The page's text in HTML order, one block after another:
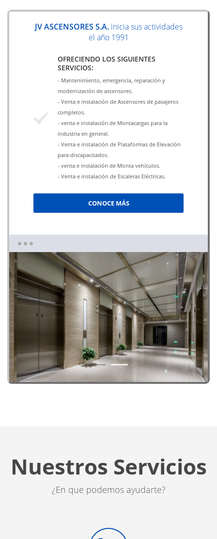
JV ASCENSORES S.A. inicia sus actividades
el año 1991
OFRECIENDO LOS SIGUIENTES
SERVICIOS:
- Mantenimiento, emergencia, reparación y
modernización de ascensores.
- Venta e instalación de Ascensores de pasajeros
completos.
- venta e instalación de Montacargas para la
industria en general.
- Venta e instalación de Plataformas de Elevación
para discapacitados.
- venta e instalación de Monta vehículos.
- Venta e instalación de Escaleras Eléctricas.
CONOCE MÁS
1 2
Nuestros Servicios
¿En que podemos ayudarte?